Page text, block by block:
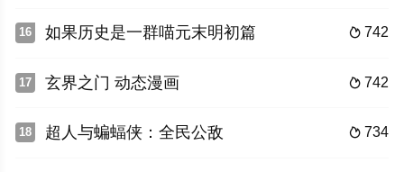
16  742
如果历史是一群喵元末明初篇
17  742
玄界之门 动态漫画
18  734
超人与蝙蝠侠：全民公敌